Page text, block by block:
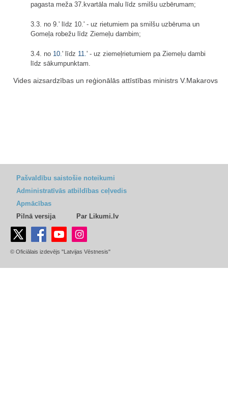
pagasta meža 37.kvartāla malu līdz smilšu uzbērumam;
3.3. no 9.' līdz 10.' - uz rietumiem pa smilšu uzbēruma un
Gomeļa robežu līdz Ziemeļu dambim;
3.4. no 10.' līdz 11.' - uz ziemeļrietumiem pa Ziemeļu dambi
līdz sākumpunktam.
Vides aizsardzības un reģionālās attīstības ministrs V.Makarovs
Pašvaldību saistošie noteikumi
Administratīvās atbildības ceļvedis
Apmācības
Pilnā versija
Par Likumi.lv
© Oficiālais izdevējs "Latvijas Vēstnesis"